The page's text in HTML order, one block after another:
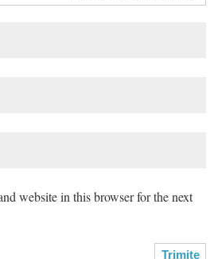
website in this browser for the next